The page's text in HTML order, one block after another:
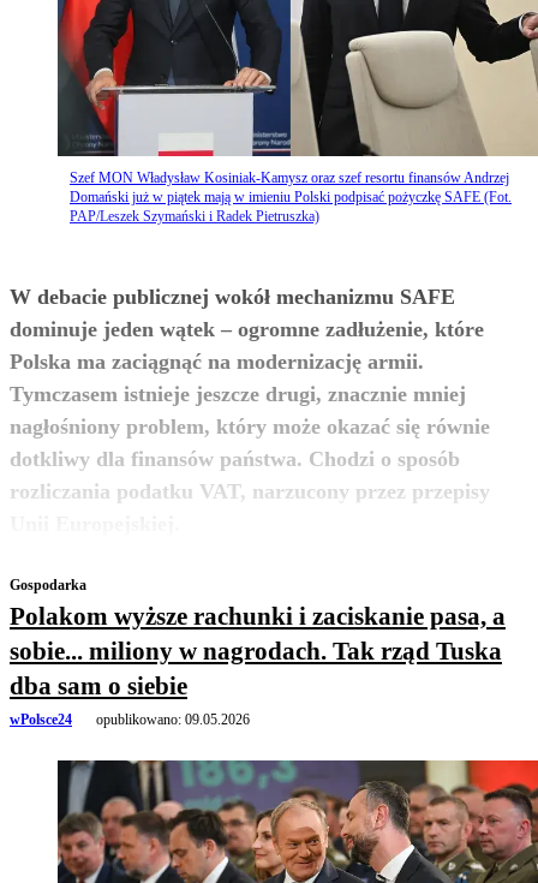
Szef MON Władysław Kosiniak-Kamysz oraz szef resortu finansów Andrzej
Domański już w piątek mają w imieniu Polski podpisać pożyczkę SAFE (Fot.
PAP/Leszek Szymański i Radek Pietruszka)
W debacie publicznej wokół mechanizmu SAFE
dominuje jeden wątek – ogromne zadłużenie, które
Polska ma zaciągnąć na modernizację armii.
Tymczasem istnieje jeszcze drugi, znacznie mniej
nagłośniony problem, który może okazać się równie
dotkliwy dla finansów państwa. Chodzi o sposób
rozliczania podatku VAT, narzucony przez przepisy
zobacz więcej
Gospodarka
Polakom wyższe rachunki i zaciskanie pasa, a
sobie... miliony w nagrodach. Tak rząd Tuska
dba sam o siebie
wPolsce24 opublikowano: 09.05.2026